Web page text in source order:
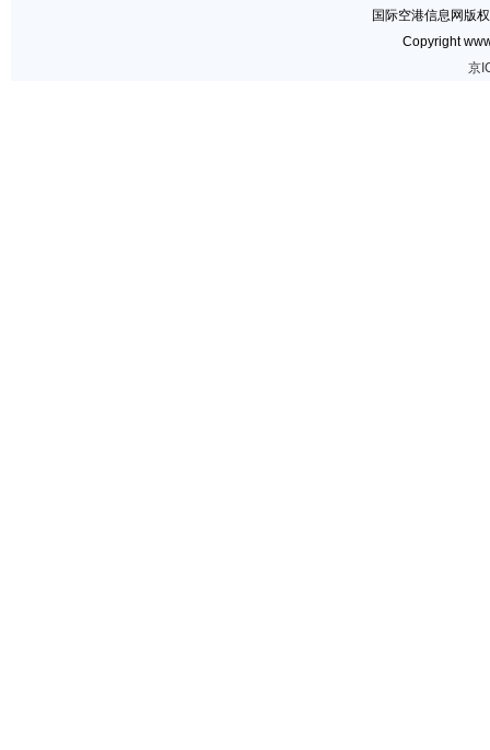
国际空港信息网版
Copyright
京